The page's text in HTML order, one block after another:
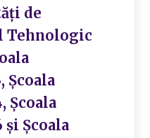
de
Tehnologic
Școala
Școala
și Școala